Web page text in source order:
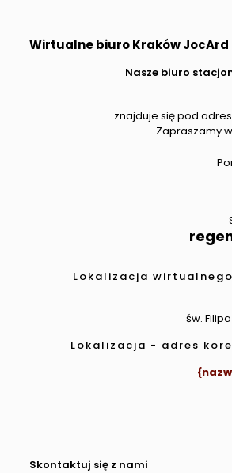
Wirtualne biuro Kraków JocArd
Nasze biuro
znajduje się pod
Zapraszamy
Lokalizacja
św.
Lokalizacja - adres
Skontaktuj się z nami